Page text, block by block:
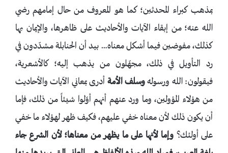
بمذهب کبراء المحدثين؛ کما هو المعروف من حال إمامهم رضي
الله عنه؛ من إبقاء الآيات والأحاديث على ظاهرها، والإيمان بها
كذلك، مفوضين فيما أشكل معناه… بيد أن الحنابلة مشدّدون في
رد التأويل في ذلك، مجهّلون من يذهب إليه؛ كالأشعرية،
فيقولون: الله ورسولهوسلف الأمة أدرى بمعاني الآيات والأحاديث
من هؤلاء المؤولين، وما ورد عنهم أنهم أوّلوا شيئاً من ذلك، فإما
أن يكون ذلك لأن معناه خفي عليهم، فكيف ظهر لهؤلاء ما خفي
على أولئك؟ وإما لأنها على ما يظهر من معناها؛ لأن الشرع جاء